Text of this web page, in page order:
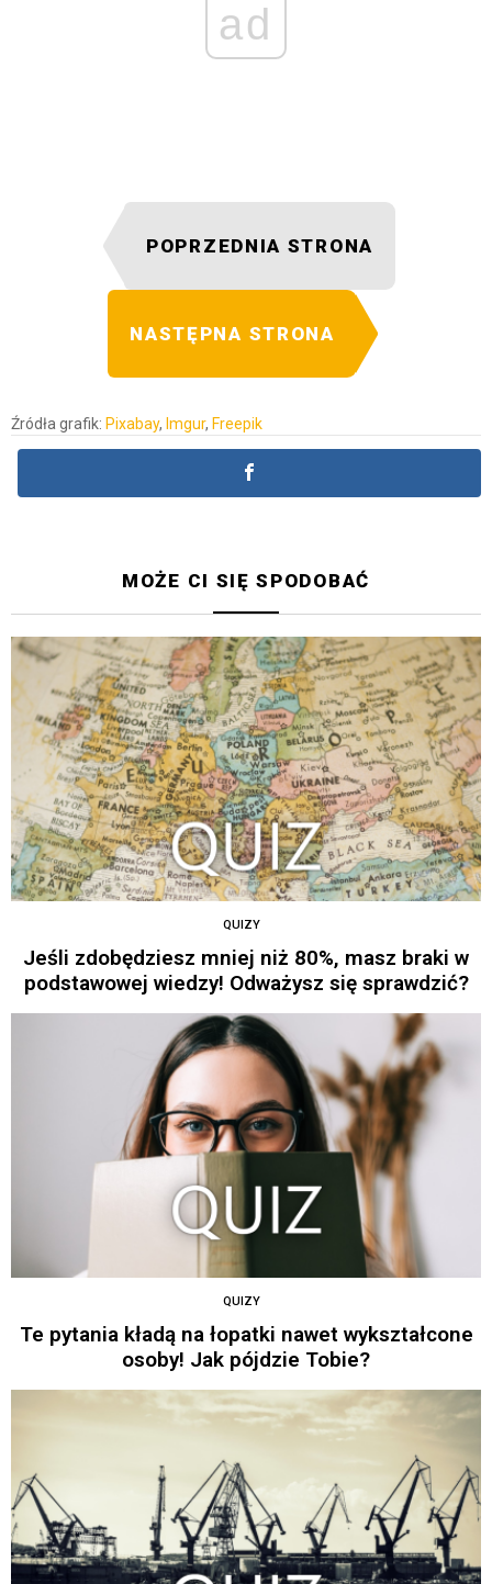
ad
POPRZEDNIA STRONA
NASTĘPNA STRONA
Źródła grafik: Pixabay, Imgur, Freepik
MOŻE CI SIĘ SPODOBAĆ
QUIZY
Jeśli zdobędziesz mniej niż 80%, masz braki w
podstawowej wiedzy! Odważysz się sprawdzić?
QUIZY
Te pytania kładą na łopatki nawet wykształcone
osoby! Jak pójdzie Tobie?